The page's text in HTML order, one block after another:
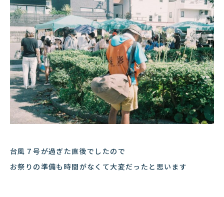
台風７号が過ぎた直後でしたので
お祭りの準備も時間がなくて大変だったと思います